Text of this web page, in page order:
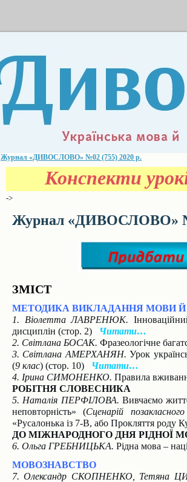
Журнал «ДИВОСЛОВО» №02 (755) 2020 р.
Конспекти
->
Журнал «ДИВОСЛОВО»
ЗМІСТ
МЕТОДИКА ВИКЛАДАННЯ МОВИ Й
1. Віолетта ЛАВРЕНЮК.
дисциплін (стор. 2) Читати…
2. Світлана БОСАК. Фразеологічне
3. Світлана АМЕРХАНЯН. Урок
(9 клас) (стор. 10) Читати…
4. Ірина СИМОНЕНКО. Правила
РОБІТНЯ СЛОВЕСНИКА
5. Наталія ПЕРФІЛОВА. Вивчаємо
неповторність» (Сценарій
«Русалонька із 7-В, або Прокляття роду
ДО МІЖНАРОДНОГО ДНЯ РІДНОЇ
6. Ольга ГРЕБНИЦЬКА. Рідна мова –
МОВОЗНАВСТВО
7. Олександр СКОПНЕНКО,